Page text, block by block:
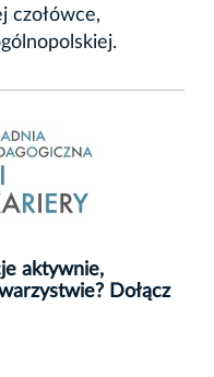
czołówce,
aktywnie,
Dołącz